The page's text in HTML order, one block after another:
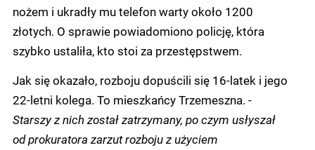
nożem i ukradły mu telefon warty około 1200
złotych. O sprawie powiadomiono policję, która
szybko ustaliła, kto stoi za przestępstwem.
Jak się okazało, rozboju dopuścili się 16-latek i jego
22-letni kolega. To mieszkańcy Trzemeszna. -
Starszy z nich został zatrzymany, po czym usłyszał
od prokuratora zarzut rozboju z użyciem